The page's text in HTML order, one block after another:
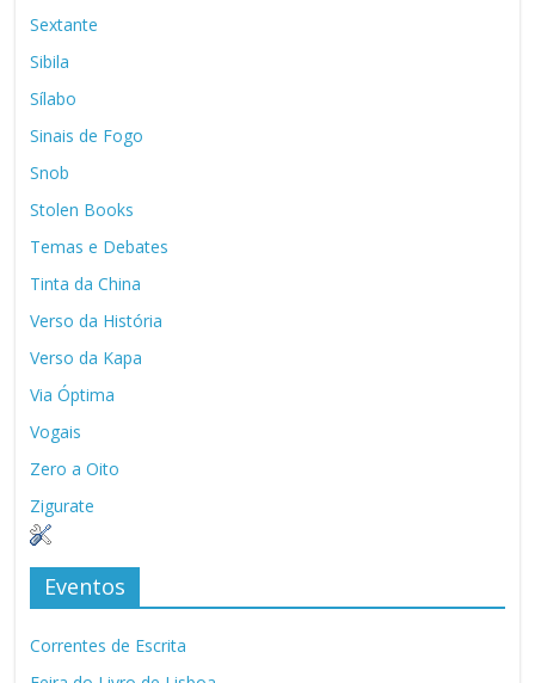
Sextante
Sibila
Sílabo
Sinais de Fogo
Snob
Stolen Books
Temas e Debates
Tinta da China
Verso da História
Verso da Kapa
Via Óptima
Vogais
Zero a Oito
Zigurate
Eventos
Correntes de Escrita